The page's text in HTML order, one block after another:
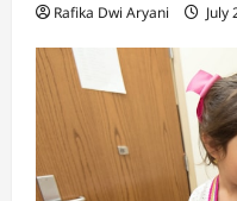
Rafika Dwi Aryani July